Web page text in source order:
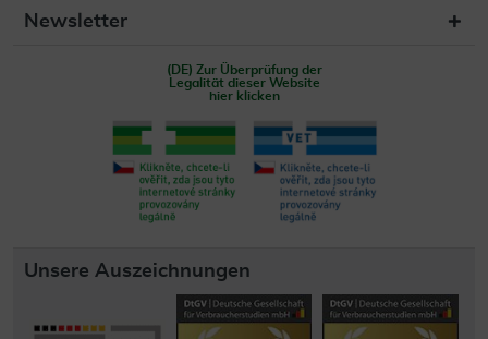
Newsletter
(DE) Zur Überprüfung der
Legalität dieser Website
hier klicken
Unsere Auszeichnungen